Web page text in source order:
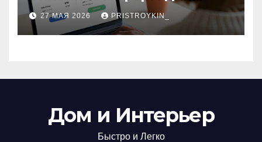
поиска авиабилетов и
железнодорожных
билетов
27 МАЯ 2026 PRISTROYKIN_
Дом и Интерьер
Быстро и Легко